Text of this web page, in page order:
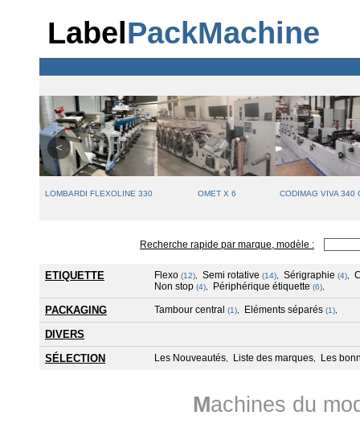
Label PackMachine
LOMBARDI FLEXOLINE 330 OMET X 6 CODIMAG VIVA 340
Recherche rapide par marque, modèle :
ETIQUETTE Flexo (12) Semi rotative (14) Sérigraphie (4)
Non stop (4) Périphérique étiquette (6)
PACKAGING Tambour central (1) Eléments séparés (1)
DIVERS
SÉLECTION
Les Nouveautés Liste des marques Les
Machines du